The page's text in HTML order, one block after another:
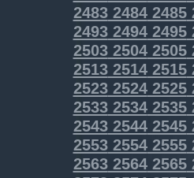
248324842485
249324942495
250325042505
251325142515
252325242525
253325342535
254325442545
255325542555
256325642565